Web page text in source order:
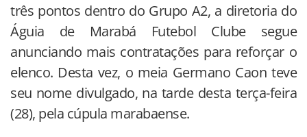
três pontos dentro do Grupo A2, a diretoria do
Águia de Marabá Futebol Clube segue
anunciando mais contratações para reforçar o
elenco. Desta vez, o meia Germano Caon teve
seu nome divulgado, na tarde desta terça-feira
(28), pela cúpula marabaense.